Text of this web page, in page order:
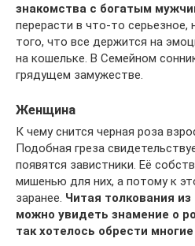
знакомства с богатым
перерасти в что-то серьезное,
того, что все держится на
на кошельке. В Семейном
грядущем замужестве.
Женщина
К чему снится черная роза
Подобная греза
появятся завистники. Её
мишенью для них, а потому к
заранее. Читая толкования
можно увидеть знамение о
так хотелось обрести